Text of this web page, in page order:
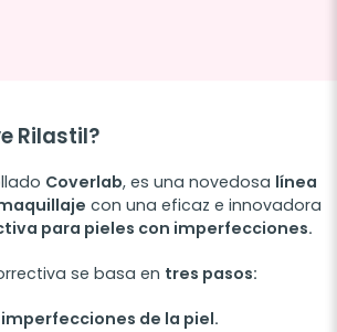
Rilastil?
Coverlab, es una novedosa línea
con una eficaz e innovadora
para pieles con imperfecciones.
se basa en tres pasos:
de la piel.